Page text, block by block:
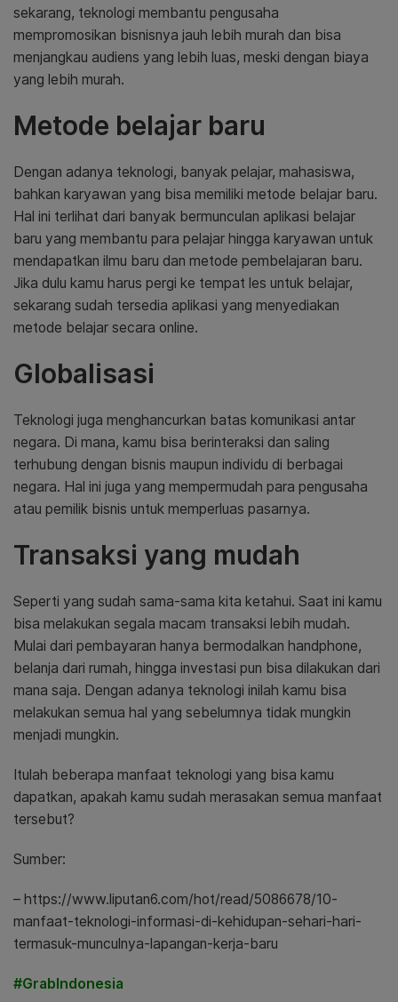
sekarang, teknologi membantu pengusaha
mempromosikan bisnisnya jauh lebih murah dan bisa
menjangkau audiens yang lebih luas, meski dengan biaya
yang lebih murah.
Metode belajar baru
Dengan adanya teknologi, banyak pelajar, mahasiswa,
bahkan karyawan yang bisa memiliki metode belajar baru.
Hal ini terlihat dari banyak bermunculan aplikasi belajar
baru yang membantu para pelajar hingga karyawan untuk
mendapatkan ilmu baru dan metode pembelajaran baru.
Jika dulu kamu harus pergi ke tempat les untuk belajar,
sekarang sudah tersedia aplikasi yang menyediakan
metode belajar secara online.
Globalisasi
Teknologi juga menghancurkan batas komunikasi antar
negara. Di mana, kamu bisa berinteraksi dan saling
terhubung dengan bisnis maupun individu di berbagai
negara. Hal ini juga yang mempermudah para pengusaha
atau pemilik bisnis untuk memperluas pasarnya.
Transaksi yang mudah
Seperti yang sudah sama-sama kita ketahui. Saat ini kamu
bisa melakukan segala macam transaksi lebih mudah.
Mulai dari pembayaran hanya bermodalkan handphone,
belanja dari rumah, hingga investasi pun bisa dilakukan dari
mana saja. Dengan adanya teknologi inilah kamu bisa
melakukan semua hal yang sebelumnya tidak mungkin
menjadi mungkin.
Itulah beberapa manfaat teknologi yang bisa kamu
dapatkan, apakah kamu sudah merasakan semua manfaat
tersebut?
Sumber:
– https://www.liputan6.com/hot/read/5086678/10-
manfaat-teknologi-informasi-di-kehidupan-sehari-hari-
termasuk-munculnya-lapangan-kerja-baru
#GrabIndonesia